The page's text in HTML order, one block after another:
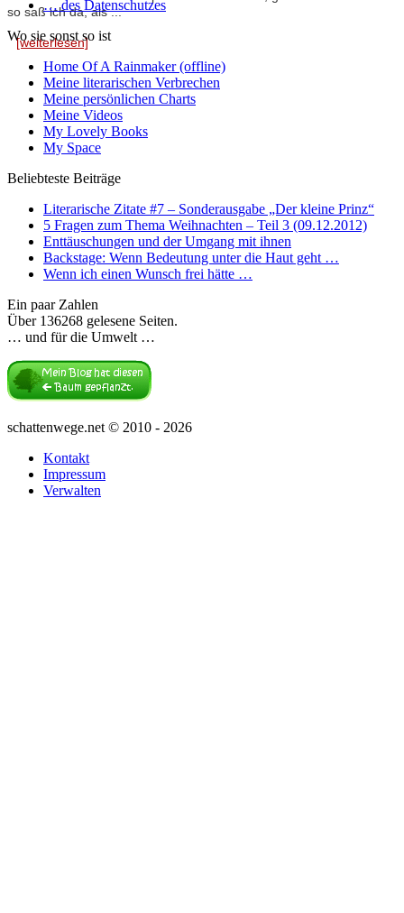
so saß ich da, als ...
[weiterlesen]
… des Datenschutzes
Wo sie sonst so ist
Home Of A Rainmaker (offline)
Meine literarischen Verbrechen
Meine persönlichen Charts
Meine Videos
My Lovely Books
My Space
Beliebteste Beiträge
Literarische Zitate #7 – Sonderausgabe „Der kleine Prinz“
5 Fragen zum Thema Weihnachten – Teil 3 (09.12.2012)
Enttäuschungen und der Umgang mit ihnen
Backstage: Wenn Bedeutung unter die Haut geht …
Wenn ich einen Wunsch frei hätte …
Ein paar Zahlen
Über 136268 gelesene Seiten.
… und für die Umwelt …
schattenwege.net © 2010 - 2026
Kontakt
Impressum
Verwalten